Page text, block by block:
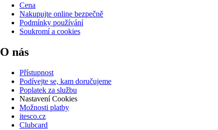
Cena
Nakupujte online bezpečně
Podmínky používání
Soukromí a cookies
O nás
Přístupnost
Podívejte se, kam doručujeme
Poplatek za službu
Nastavení Cookies
Možnosti platby
itesco.cz
Clubcard